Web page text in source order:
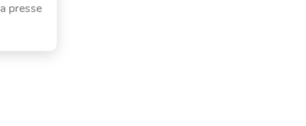
presse